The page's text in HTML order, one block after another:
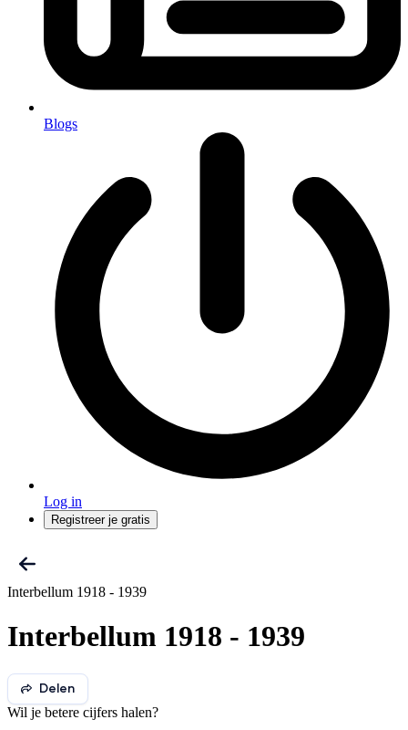
Blogs
Log in
Registreer je gratis
Interbellum 1918 - 1939
Interbellum 1918 - 1939
Delen
Wil je betere cijfers halen?